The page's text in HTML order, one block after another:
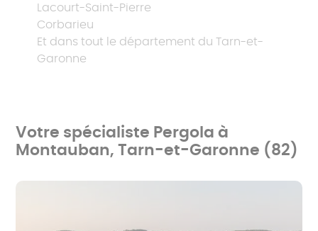
Lacourt-Saint-Pierre
Corbarieu
Et dans tout le département du Tarn-et-
Garonne
Votre spécialiste Pergola à
Montauban, Tarn-et-Garonne (82)